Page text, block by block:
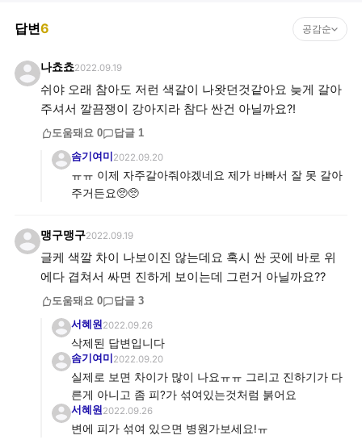
답변6 공감순
나쵸쵸2022.09.19
쉬야 오래 참아도 저런 색갈이 나왓던것같아요 늦게 갈아
주셔서 깔끔쟁이 강아지라 참다 싼건 아닐까요?!
도움돼요 0 답글 1
솜기여미 2022.09.20
ㅠㅠ 이제 자주갈아줘야겠네요 제가 바빠서 잘 못 갈아
주거든요🥺🥺
맹구맹구2022.09.19
글케 색깔 차이 나보이진 않는데요 혹시 싼 곳에 바로 위
에다 겹쳐서 싸면 진하게 보이는데 그런거 아닐까요??
도움돼요 0 답글 3
서혜원2022.09.26
삭제된 답변입니다
솜기여미 2022.09.20
실제로 보면 차이가 많이 나요ㅠㅠ 그리고 진하기가 다
른게 아니고 좀 피?가 섞여있는것처럼 붉어요
서혜원2022.09.26
변에 피가 섞여 있으면 병원가보세요!ㅠ